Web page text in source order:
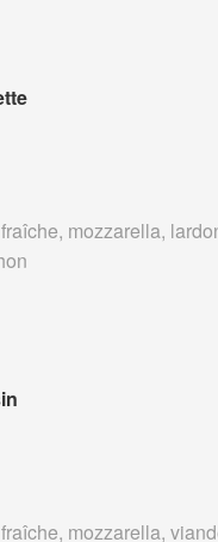
mozzarella,
mozzarella,